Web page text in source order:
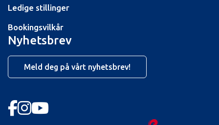
Ledige stillinger
Bookingsvilkår
Nyhetsbrev
Meld deg på vårt nyhetsbrev!